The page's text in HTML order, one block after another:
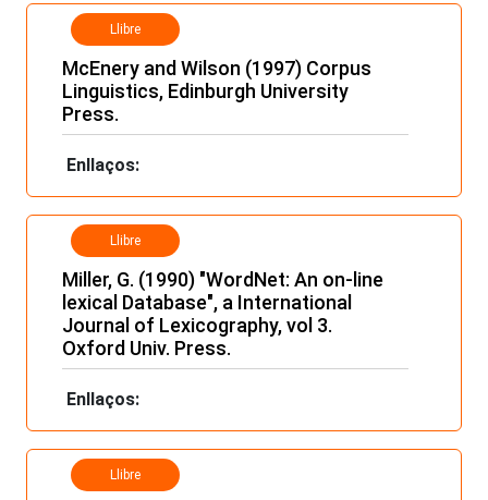
Llibre
McEnery and Wilson (1997) Corpus
Linguistics, Edinburgh University
Press.
Enllaços:
Llibre
Miller, G. (1990) "WordNet: An on-line
lexical Database", a International
Journal of Lexicography, vol 3.
Oxford Univ. Press.
Enllaços:
Llibre